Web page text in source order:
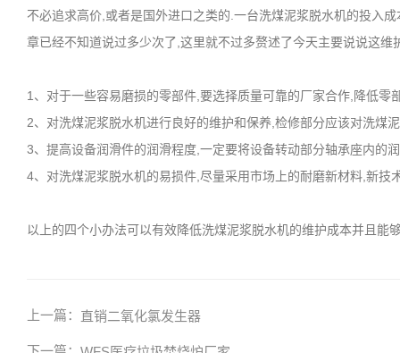
不必追求高价,或者是国外进口之类的.一台洗煤泥浆脱水机的投入
章已经不知道说过多少次了,这里就不过多赘述了今天主要说说这维
1、对于一些容易磨损的零部件,要选择质量可靠的厂家合作,降低零
2、对洗煤泥浆脱水机进行良好的维护和保养,检修部分应该对洗煤
3、提高设备润滑件的润滑程度,一定要将设备转动部分轴承座内的
4、对洗煤泥浆脱水机的易损件,尽量采用市场上的耐磨新材料,新技
以上的四个小办法可以有效降低洗煤泥浆脱水机的维护成本并且
上一篇： 直销二氧化氯发生器